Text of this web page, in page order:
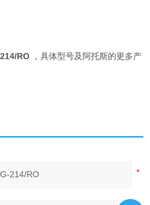
RO ，具体型号及阿托斯的更多产